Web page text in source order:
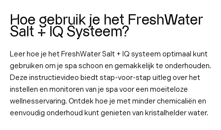
Hoe gebruik je het FreshWater
Salt + IQ Systeem?
Leer hoe je het FreshWater Salt + IQ systeem optimaal kunt
gebruiken om je spa schoon en gemakkelijk te onderhouden.
Deze instructievideo biedt stap-voor-stap uitleg over het
instellen en monitoren van je spa voor een moeiteloze
wellnesservaring. Ontdek hoe je met minder chemicaliën en
eenvoudig onderhoud kunt genieten van kristalhelder water.